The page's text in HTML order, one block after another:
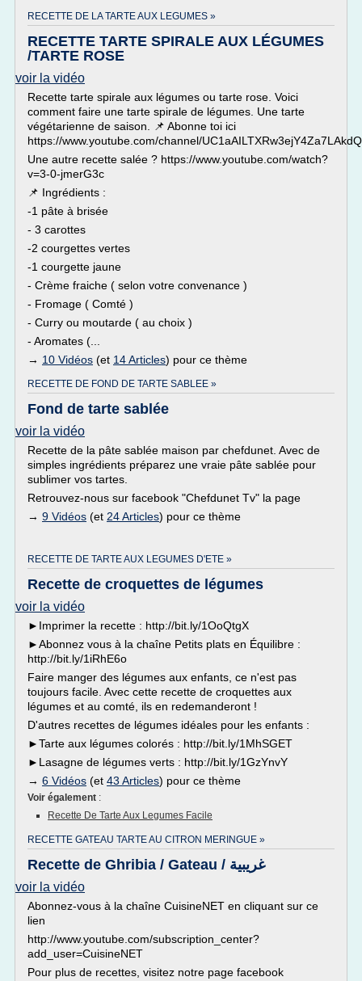
RECETTE DE LA TARTE AUX LEGUMES »
RECETTE TARTE SPIRALE AUX LÉGUMES
/TARTE ROSE
voir la vidéo
Recette tarte spirale aux légumes ou tarte rose. Voici
comment faire une tarte spirale de légumes. Une tarte
végétarienne de saison. 📌 Abonne toi ici
https://www.youtube.com/channel/UC1aAILTXRw3ejY4Za7LAkdQ
Une autre recette salée ? https://www.youtube.com/watch?
v=3-0-jmerG3c
📌 Ingrédients :
-1 pâte à brisée
- 3 carottes
-2 courgettes vertes
-1 courgette jaune
- Crème fraiche ( selon votre convenance )
- Fromage ( Comté )
- Curry ou moutarde ( au choix )
- Aromates (...
→ 10 Vidéos (et 14 Articles) pour ce thème
RECETTE DE FOND DE TARTE SABLEE »
Fond de tarte sablée
voir la vidéo
Recette de la pâte sablée maison par chefdunet. Avec de
simples ingrédients préparez une vraie pâte sablée pour
sublimer vos tartes.
Retrouvez-nous sur facebook "Chefdunet Tv" la page
→ 9 Vidéos (et 24 Articles) pour ce thème
RECETTE DE TARTE AUX LEGUMES D'ETE »
Recette de croquettes de légumes
voir la vidéo
►Imprimer la recette : http://bit.ly/1OoQtgX
►Abonnez vous à la chaîne Petits plats en Équilibre :
http://bit.ly/1iRhE6o
Faire manger des légumes aux enfants, ce n'est pas
toujours facile. Avec cette recette de croquettes aux
légumes et au comté, ils en redemanderont !
D'autres recettes de légumes idéales pour les enfants :
►Tarte aux légumes colorés : http://bit.ly/1MhSGET
►Lasagne de légumes verts : http://bit.ly/1GzYnvY
→ 6 Vidéos (et 43 Articles) pour ce thème
Voir également :
Recette De Tarte Aux Legumes Facile
RECETTE GATEAU TARTE AU CITRON MERINGUE »
Recette de Ghribia / Gateau / غريبية
voir la vidéo
Abonnez-vous à la chaîne CuisineNET en cliquant sur ce
lien
http://www.youtube.com/subscription_center?
add_user=CuisineNET
Pour plus de recettes, visitez notre page facebook